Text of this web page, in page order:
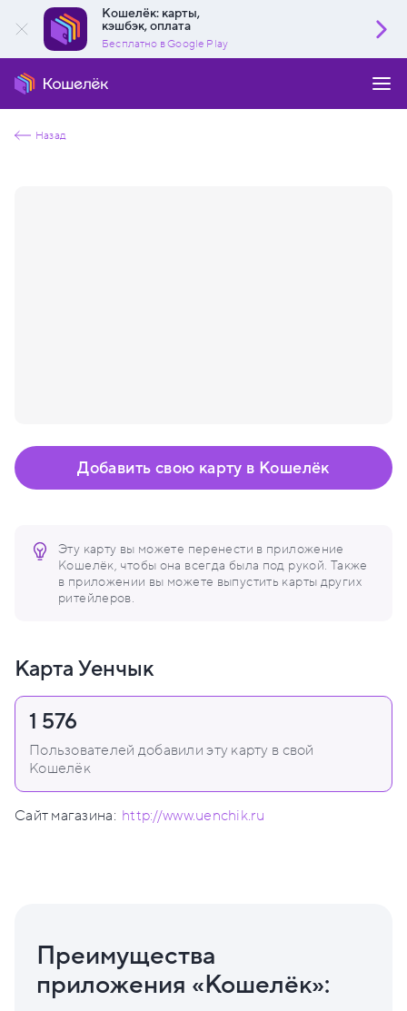
Кошелёк: карты,
кэшбэк, оплата
Бесплатно в Google Play
Назад
Эту карту вы можете перенести в приложение
Кошелёк, чтобы она всегда была под рукой. Также
в приложении вы можете выпустить карты других
ритейлеров.
Добавить свою карту в Кошелёк
Карта Уенчык
1 576
Пользователей добавили эту карту в свой
Кошелёк
Сайт магазина: http://www.uenchik.ru
Преимущества
приложения «Кошелёк»: